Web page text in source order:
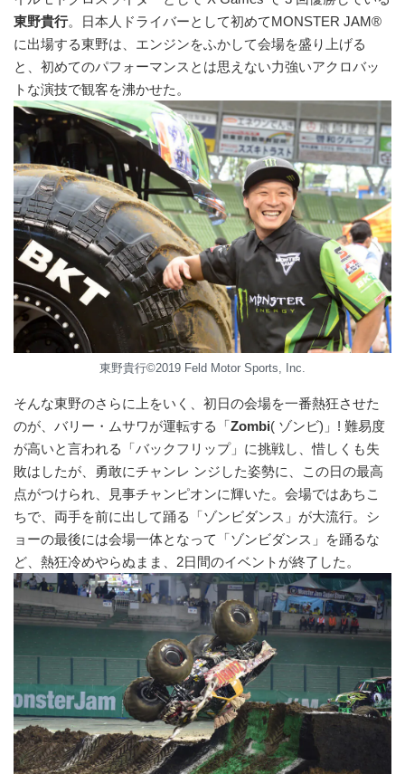
東野貴行。日本人ドライバーとして初めてMONSTER JAM®
に出場する東野は、エンジンをふかして会場を盛り上げる
と、初めてのパフォーマンスとは思えない力強いアクロバッ
トな演技で観客を沸かせた。
東野貴行©2019 Feld Motor Sports, Inc.
そんな東野のさらに上をいく、初日の会場を一番熱狂させた
のが、バリー・ムサワが運転する「Zombi( ゾンビ)」! 難易度
が高いと言われる「バックフリップ」に挑戦し、惜しくも失
敗はしたが、勇敢にチャンレ ンジした姿勢に、この日の最高
点がつけられ、見事チャンピオンに輝いた。会場ではあちこ
ちで、両手を前に出して踊る「ゾンビダンス」が大流行。シ
ョーの最後には会場一体となって「ゾンビダンス」を踊るな
ど、熱狂冷めやらぬまま、2日間のイベントが終了した。